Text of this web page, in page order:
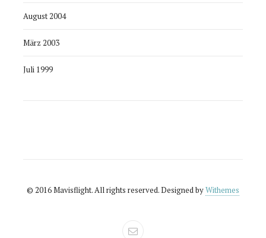
August 2004
März 2003
Juli 1999
© 2016 Mavisflight. All rights reserved. Designed byWithemes